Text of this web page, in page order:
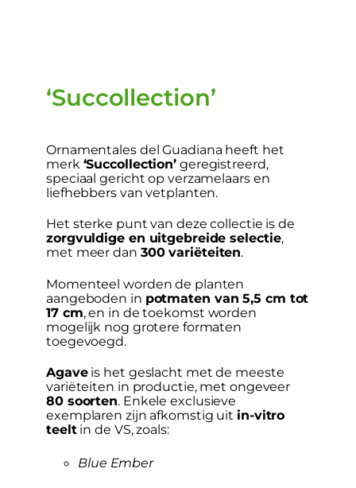
‘Succollection’
Ornamentales del Guadiana heeft het
merk ‘Succollection’ geregistreerd,
speciaal gericht op verzamelaars en
liefhebbers van vetplanten.
Het sterke punt van deze collectie is de
zorgvuldige en uitgebreide selectie,
met meer dan 300 variëteiten.
Momenteel worden de planten
aangeboden in potmaten van 5,5 cm tot
17 cm, en in de toekomst worden
mogelijk nog grotere formaten
toegevoegd.
Agaveis het geslacht met de meeste
variëteiten in productie, met ongeveer
80 soorten. Enkele exclusieve
exemplaren zijn afkomstig uit in-vitro
teeltin de VS, zoals:
Blue Ember